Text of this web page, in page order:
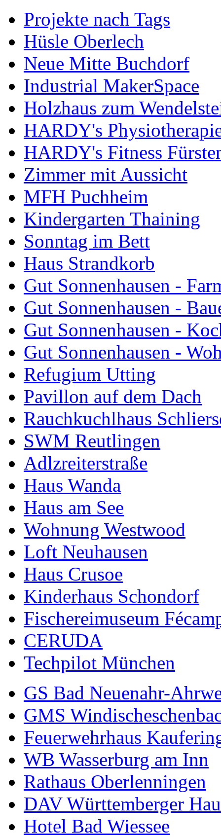
Projekte nach Tags
Hüsle Oberlech
Neue Mitte Buchdorf
Industrial MakerSpace
Holzhaus zum
HARDY's
HARDY's Fitness
Zimmer mit Aussicht
MFH Puchheim
Kindergarten Thaining
Sonntag im Bett
Haus Strandkorb
Gut Sonnenhausen -
Gut Sonnenhausen -
Gut Sonnenhausen -
Gut Sonnenhausen -
Refugium Utting
Pavillon auf dem Dach
Rauchkuchlhaus
SWM Reutlingen
Adlzreiterstraße
Haus Wanda
Haus am See
Wohnung Westwood
Loft Neuhausen
Haus Crusoe
Kinderhaus Schondorf
Fischereimuseum
CERUDA
Techpilot München
GS Bad Neuenahr-
GMS
Feuerwehrhaus
WB Wasserburg am Inn
Rathaus Oberlenningen
DAV Württemberger
Hotel Bad Wiessee